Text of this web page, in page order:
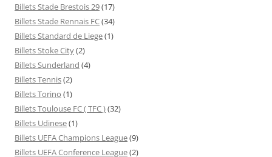
Billets Stade Brestois 29(17)
Billets Stade Rennais FC(34)
Billets Standard de Liege(1)
Billets Stoke City(2)
Billets Sunderland (4)
Billets Tennis(2)
Billets Torino (1)
Billets Toulouse FC ( TFC )(32)
Billets Udinese(1)
Billets UEFA Champions League(9)
Billets UEFA Conference League(2)